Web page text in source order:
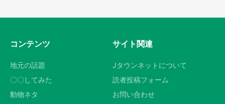
コンテンツ
地元の話題
〇〇してみた
動物ネタ
サイト関連
Jタウンネットについて
読者投稿フォーム
お問い合わせ